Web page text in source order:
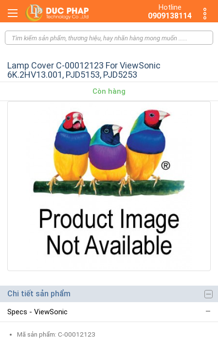
Hotline
0909138114
Lamp Cover C-00012123 For ViewSonic
6K.2HV13.001, PJD5153, PJD5253
Còn hàng
Chi tiết sản phẩm
Specs - ViewSonic
Mã sản phẩm: C-00012123